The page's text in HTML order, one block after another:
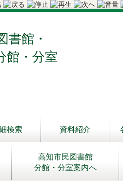
書館・
館・分室
検索 資料紹介
高知市民図書館
分館・分室案内へ